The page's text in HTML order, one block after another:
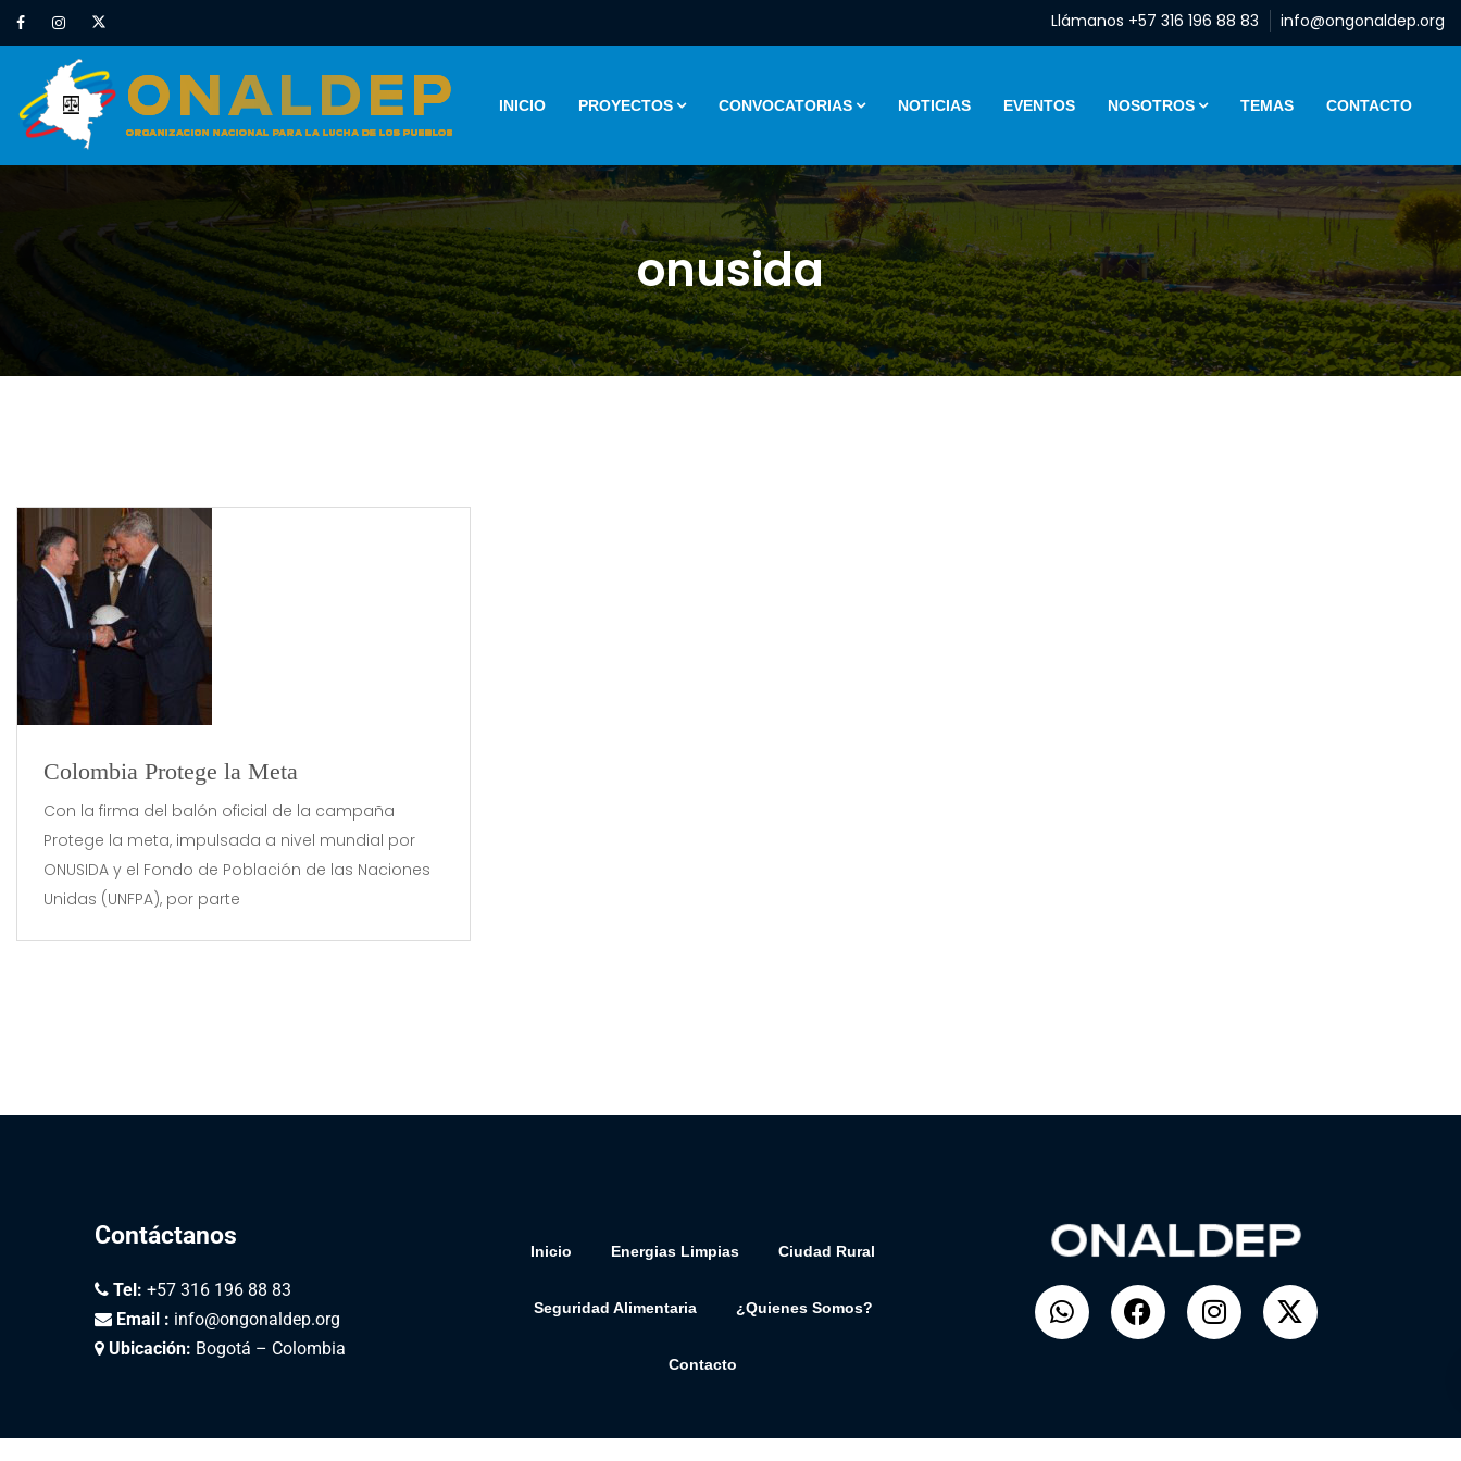
Llámanos +57 316 196 88 83 info@ongonaldep.org
INICIO PROYECTOS CONVOCATORIAS NOTICIAS EVENTOS NOSOTROS TEMAS CONTACTO
onusida
Colombia Protege la Meta
Con la firma del balón oficial de la campaña
Protege la meta, impulsada a nivel mundial por
ONUSIDA y el Fondo de Población de las Naciones
Unidas (UNFPA), por parte
Contáctanos
Tel: +57 316 196 88 83
Email : info@ongonaldep.org
Ubicación: Bogotá – Colombia
Inicio Energias Limpias Ciudad Rural
Seguridad Alimentaria ¿Quienes Somos?
Contacto